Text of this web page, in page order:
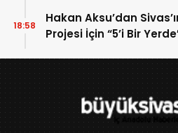
Hakan Aksu’dan
Projesi İçin “5’i Bir
18:58